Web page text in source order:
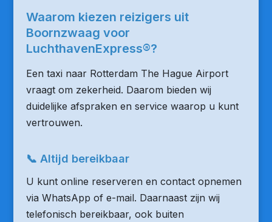
Waarom kiezen reizigers uit
Boornzwaag voor
LuchthavenExpress®?
Een taxi naar Rotterdam The Hague Airport
vraagt om zekerheid. Daarom bieden wij
duidelijke afspraken en service waarop u kunt
vertrouwen.
📞 Altijd bereikbaar
U kunt online reserveren en contact opnemen
via WhatsApp of e-mail. Daarnaast zijn wij
telefonisch bereikbaar, ook buiten